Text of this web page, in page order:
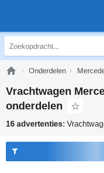
Onderdelen
Vrachtwagen
onderdelen
16 advertenties: